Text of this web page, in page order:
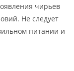
чирьев
Не следует
питании и